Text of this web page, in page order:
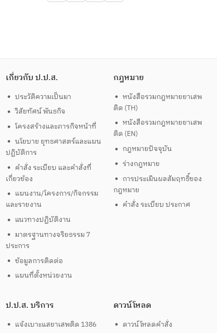
เกี่ยวกับ ป.ป.ส.
ประวัติความเป็นมา
วิสัยทัศน์ พันธกิจ
โครงสร้างและภารกิจหน้าที่
นโยบาย ยุทธศาสตร์และแผน
ปฏิบัติการ
คำสั่ง ระเบียบ และคำสั่งที่
เกี่ยวข้อง
แผนงาน/โครงการ/กิจกรรม
และรายงาน
แนวทางปฏิบัติงาน
มาตรฐานทางจริยธรรม 7
ประการ
ข้อมูลการติดต่อ
แผนที่ตั้งหน่วยงาน
กฎหมาย
หนังสือรวมกฎหมายยาเสพ
ติด (TH)
หนังสือรวมกฎหมายยาเสพ
ติด (EN)
กฎหมายปัจจุบัน
ร่างกฎหมาย
การประเมินผลสัมฤทธิ์ของ
กฎหมาย
คำสั่ง ระเบียบ ประกาศ
ป.ป.ส. บริการ
แจ้งเบาะแสยาเสพติด 1386
ดาวน์โหลด
ดาวน์โหลดคำสั่ง